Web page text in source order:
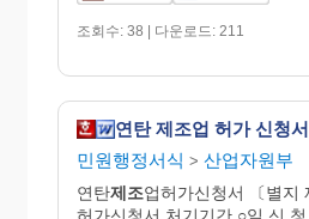
조회수: 38 | 다운로드: 211
연탄 제조업 허가 신청서
민원행정서식 > 산업자원부
연탄제조업허가신청서 〔별지
허가신청서 처기기간 ○일 신